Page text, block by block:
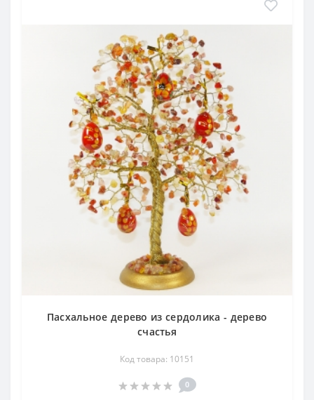
Пасхальное дерево из сердолика - дерево
счастья
Код товара: 10151
0